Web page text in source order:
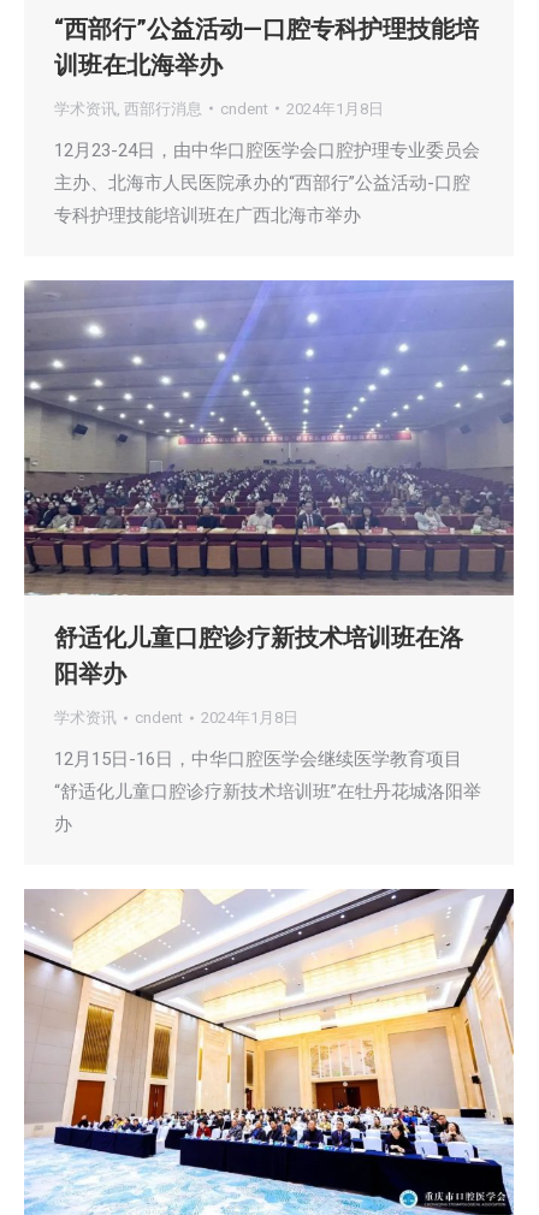
“西部行”公益活动—口腔专科护理技能培
训班在北海举办
学术资讯 西部行消息 cndent 2024年1月8日
12月23-24日，由中华口腔医学会口腔护理专业委员会
主办、北海市人民医院承办的“西部行”公益活动-口腔
专科护理技能培训班在广西北海市举办
舒适化儿童口腔诊疗新技术培训班在洛
阳举办
学术资讯 cndent 2024年1月8日
12月15日-16日，中华口腔医学会继续医学教育项目
“舒适化儿童口腔诊疗新技术培训班”在牡丹花城洛阳举
办